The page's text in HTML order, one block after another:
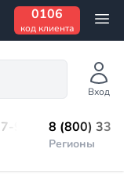
0106
код клиента
Вход
98 8 (800)
Регионы